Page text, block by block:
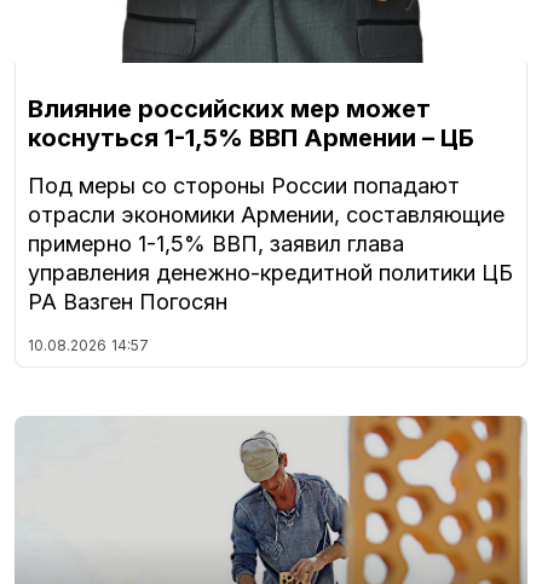
Влияние российских мер может
коснуться 1-1,5% ВВП Армении – ЦБ
Под меры со стороны России попадают
отрасли экономики Армении, составляющие
примерно 1-1,5% ВВП, заявил глава
управления денежно-кредитной политики ЦБ
РА Вазген Погосян
10.08.2026 14:57